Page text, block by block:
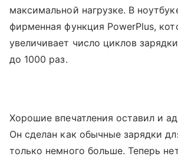
максимальной нагрузке. В
фирменная функция PowerPlus,
увеличивает число циклов
до 1000 раз.
Хорошие впечатления оставил и
Он сделан как обычные зарядки
только немного больше. Теперь